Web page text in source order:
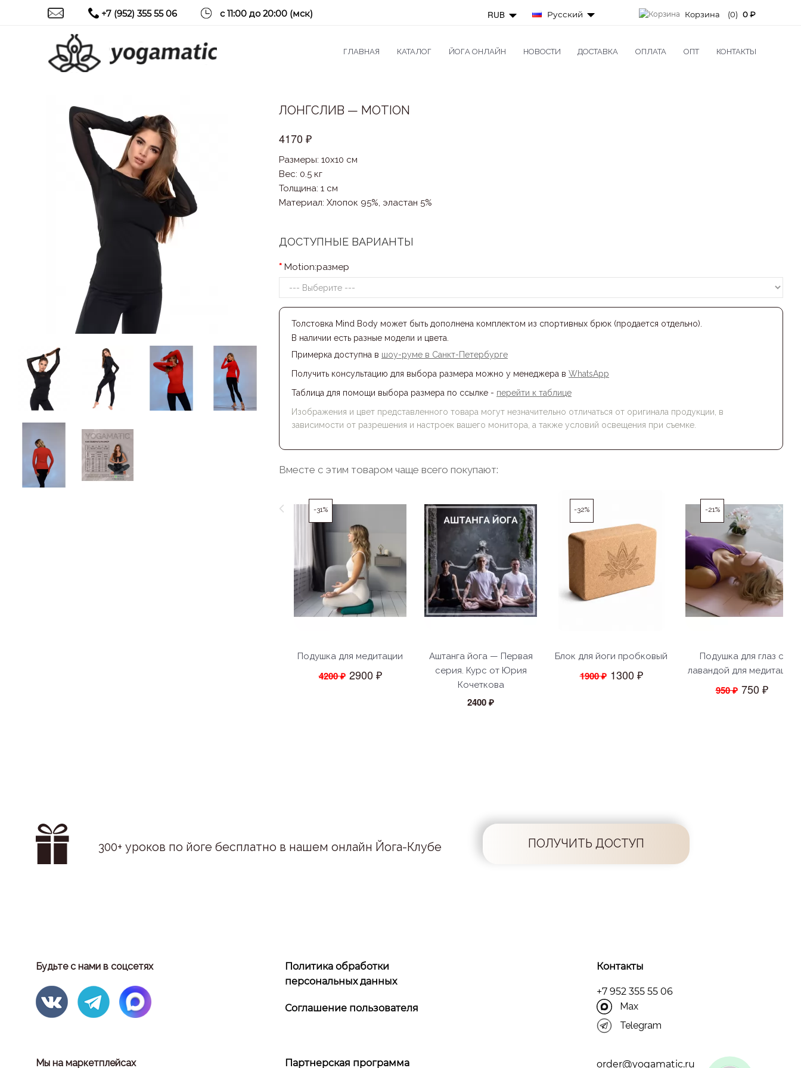
+7 (952) 355 55 06 с 11:00 до 20:00 (мск) RUB Русский Корзина (0) 0 ₽
ГЛАВНАЯ КАТАЛОГ ЙОГА ОНЛАЙН НОВОСТИ ДОСТАВКА ОПЛАТА ОПТ КОНТАКТЫ
ЛОНГСЛИВ — MOTION
4170 ₽
Размеры: 10x10 см
Вес: 0.5 кг
Толщина: 1 см
Материал: Хлопок 95%, эластан 5%
ДОСТУПНЫЕ ВАРИАНТЫ
Motion:размер
Толстовка Mind Body может быть дополнена комплектом из спортивных брюк (продается отдельно).
В наличии есть разные модели и цвета.
Примерка доступна в шоу-румe в Санкт-Петербурге
Получить консультацию для выбора размера можно у менеджера в WhatsApp
Таблица для помощи выбора размера по ссылке - перейти к таблице
Изображения и цвет представленного товара могут незначительно отличаться от оригинала продукции, в
зависимости от разрешения и настроек вашего монитора, а также условий освещения при съемке.
Вместе с этим товаром чаще всего покупают:
-31%
Подушка для медитации
4200 ₽ 2900 ₽
Аштанга йога — Первая
серия. Курс от Юрия
Кочеткова
2400 ₽
-32%
Блок для йоги пробковый
1900 ₽ 1300 ₽
-21%
Подушка для глаз с
лавандой для медитации
950 ₽ 750 ₽
300+ уроков по йоге бесплатно в нашем онлайн Йога-Клубе ПОЛУЧИТЬ ДОСТУП
Будьте с нами в соцсетях
Мы на маркетплейсах
Политика обработки
персональных данных
Соглашение пользователя
Партнерская программа
Контакты
+7 952 355 55 06
Max
Telegram
order@yogamatic.ru